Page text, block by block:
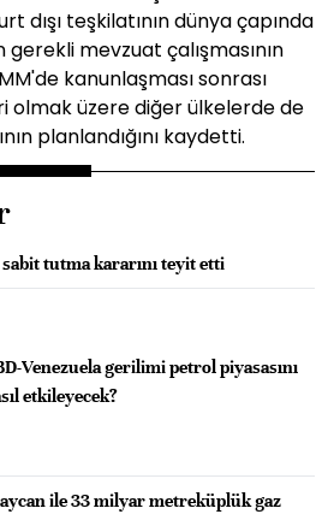
dışı teşkilatının dünya çapında
gerekli mevzuat çalışmasının
kanunlaşması sonrası
olmak üzere diğer ülkelerde de
planlandığını kaydetti.
tutma kararını teyit etti
Venezuela gerilimi petrol piyasasını
etkileyecek?
ile 33 milyar metreküplük gaz